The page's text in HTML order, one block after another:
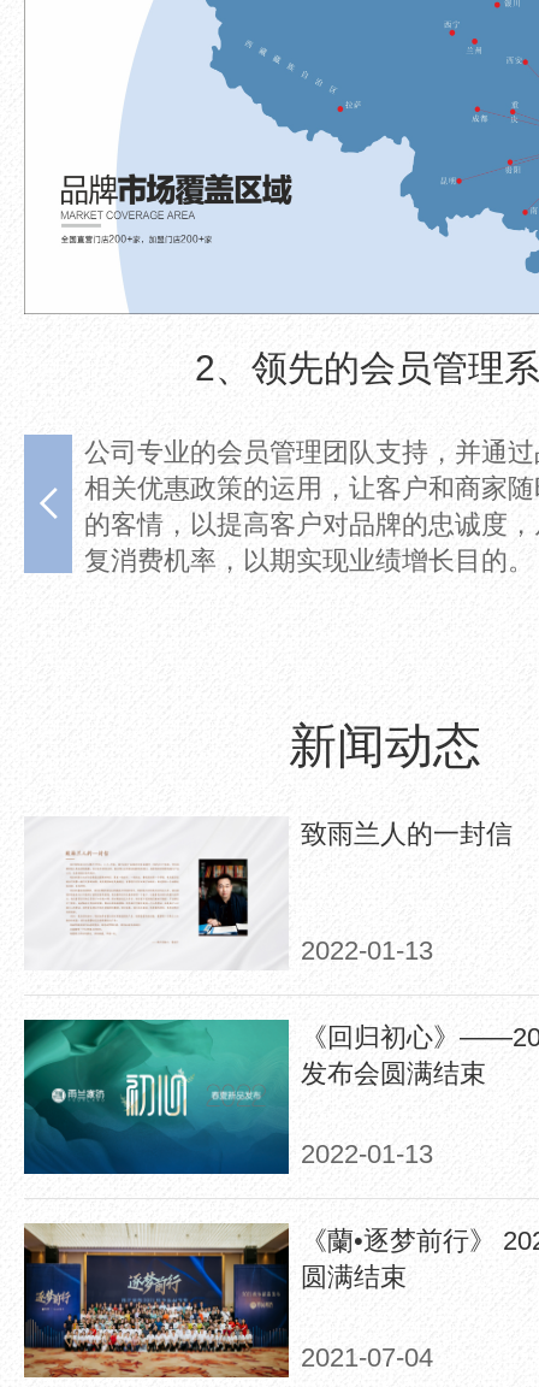
好
重
3、形象支持
2018年雨兰家纺终端形象全面升级，
家纺品牌时尚推动力；公司总部提供
计、高额的装修补贴方案及开业支持。
新闻动态
致雨兰人的一封信
2022-01-13
《回归初心》
发布会圆满结束
2022-01-13
《蘭•逐梦前行》
圆满结束
2021-07-04